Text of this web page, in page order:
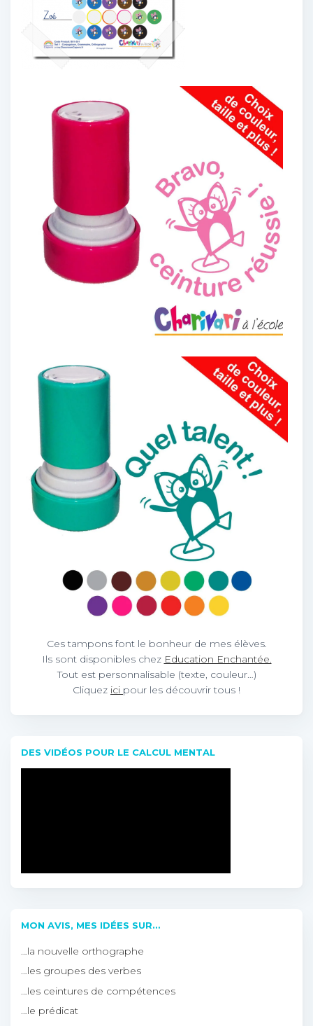
Ces tampons font le bonheur de mes élèves.
Ils sont disponibles chez Education Enchantée.
Tout est personnalisable (texte, couleur…)
Cliquez ici pour les découvrir tous !
DES VIDÉOS POUR LE CALCUL MENTAL
MON AVIS, MES IDÉES SUR…
…la nouvelle orthographe
…les groupes des verbes
…les ceintures de compétences
…le prédicat